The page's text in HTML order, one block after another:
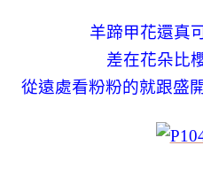
羊蹄甲花還真
差在花朵比
從遠處看粉粉的就跟盛